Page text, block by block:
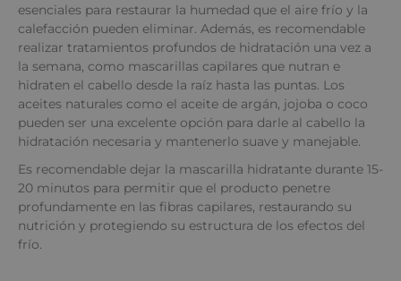
esenciales para restaurar la humedad que el aire frío y la
calefacción pueden eliminar. Además, es recomendable
realizar tratamientos profundos de hidratación una vez a
la semana, como mascarillas capilares que nutran e
hidraten el cabello desde la raíz hasta las puntas. Los
aceites naturales como el aceite de argán, jojoba o coco
pueden ser una excelente opción para darle al cabello la
hidratación necesaria y mantenerlo suave y manejable.
Es recomendable dejar la mascarilla hidratante durante 15-
20 minutos para permitir que el producto penetre
profundamente en las fibras capilares, restaurando su
nutrición y protegiendo su estructura de los efectos del
frío.